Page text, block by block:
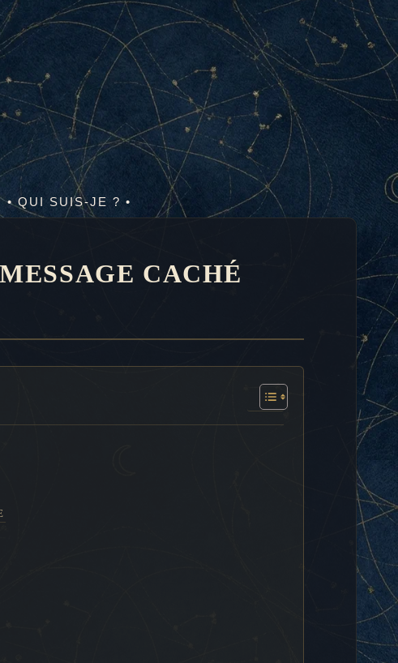
• QUI SUIS-JE ? •
CACHÉ